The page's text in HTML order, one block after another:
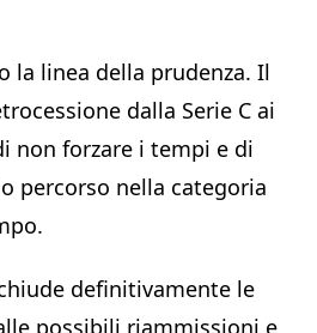
la linea della prudenza. Il
dalla Serie C ai
non forzare i tempi e di
percorso nella categoria
definitivamente le
possibili riammissioni e